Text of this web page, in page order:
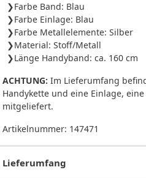
Farbe Band: Blau
Farbe Einlage: Blau
Farbe Metallelemente: Silber
Material: Stoff/Metall
Länge Handyband: ca. 160 cm
ACHTUNG: Im Lieferumfang
Handykette und eine Einlage,
mitgeliefert.
Artikelnummer: 147471
Lieferumfang